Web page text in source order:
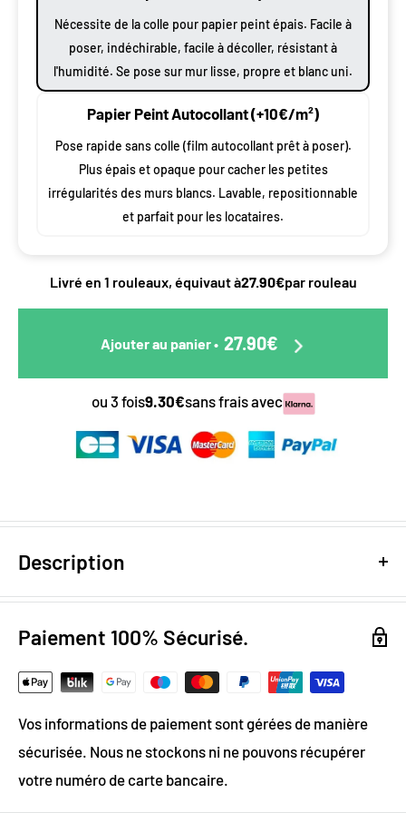
Nécessite de la colle pour papier peint épais. Facile à
poser, indéchirable, facile à décoller, résistant à
l'humidité. Se pose sur mur lisse, propre et blanc uni.
Papier Peint Autocollant (+10€/m²)
Pose rapide sans colle (film autocollant prêt à poser).
Plus épais et opaque pour cacher les petites
irrégularités des murs blancs. Lavable, repositionnable
et parfait pour les locataires.
Livré en 1 rouleaux, équivaut à27.90€par rouleau
Ajouter au panier• 27.90€
ou 3 fois9.30€sans frais avec
Description
Design digital: colorimétrie optimale / effet trompe l’oeil
Papier Peint Intissé : pose facile & durable
Vinyle & Canvas anti-allergène
Achetez ce papier peint inspiration
Paiement 100% Sécurisé.
Vos informations de paiement sont gérées de manière
sécurisée. Nous ne stockons ni ne pouvons récupérer
votre numéro de carte bancaire.